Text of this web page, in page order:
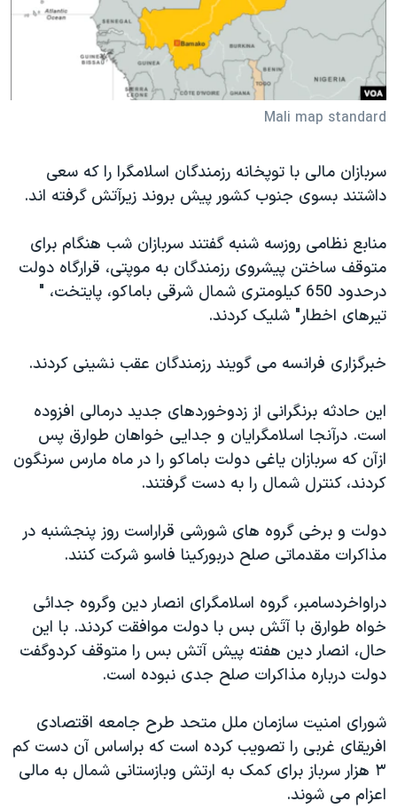
اقتصادی
علم و فناوری
گالری عکس
آرشیو پخش زنده
انتخابات ریاست جمهوری آمریکا ۲۰۲۴
حمله جمهوری اسلامی به اسرائیل
رمز مهسا
اعتراضات زن، زندگی، آزادی
مجموعه مستندهای دادخواهی
تریبونال مردمی آبان ۹۸
دادگاه حمید نوری
چهل سال گروگان‌گیری
اعتراضات مردمی آبان ۹۸
اسرائیل در جنگ
نرگس محمدی برنده جایزه نوبل صلح
همایش محافظه‌کاران آمریکا «سی‌پک»
صفحه‌های ویژه
سفر پرزیدنت ترامپ به چین
دنبال کنید
Mali map standard
سربازان مالی با توپخانه رزمندگان اسلامگرا را که سعی
داشتند بسوی جنوب کشور پیش بروند زیرآتش گرفته اند.
منابع نظامی روزسه شنبه گفتند سربازان شب هنگام برای
متوقف ساختن پیشروی رزمندگان به موپتی، قرارگاه دولت
درحدود 650 کیلومتری شمال شرقی باماکو، پایتخت، "
تیرهای اخطار" شلیک کردند.
خبرگزاری فرانسه می گویند رزمندگان عقب نشینی کردند.
این حادثه برنگرانی از زدوخوردهای جدید درمالی افزوده
است. درآنجا اسلامگرایان و جدایی خواهان طوارق پس
ازآن که سربازان یاغی دولت باماکو را در ماه مارس سرنگون
کردند، کنترل شمال را به دست گرفتند.
دولت و برخی گروه های شورشی قراراست روز پنجشنبه در
مذاکرات مقدماتی صلح دربورکینا فاسو شرکت کنند.
دراواخردسامبر، گروه اسلامگرای انصار دین وگروه جدائی
خواه طوارق با آتَش بس با دولت موافقت کردند. با این
حال، انصار دین هفته پیش آتش بس را متوقف کردوگفت
دولت درباره مذاکرات صلح جدی نبوده است.
شورای امنیت سازمان ملل متحد طرح جامعه اقتصادی
افریقای غربی را تصویب کرده است که براساس آن دست کم
۳ هزار سرباز برای کمک به ارتش وبازستانی شمال به مالی
اعزام می شوند.